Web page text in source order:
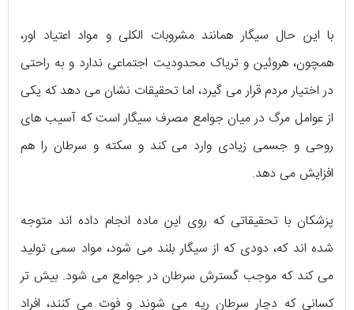
با این حال سیگار همانند مشروبات الکلی و مواد اعتیاد اور،
همچون، هروئین و تریاک محدودیت اجتماعی ندارد و به راحتی
در اختیار مردم قرار می گیرد، اما تحقیقات نشان می دهد که یکی
از عوامل مرگ در میان جوامع مصرف سیگار است که آسیب های
روحی و جسمی زیادی وارد می کند و سکته و سرطان را هم
افزایش می دهد.
پزشکان با تحقیقاتی که روی این ماده انجام داده اند متوجه
شده اند که، دودی که از سیگار بلند می شود، مواد سمی تولید
می کند که موجب گسترش سرطان در جوامع می شود. بیش تر
کسانی که دچار سرطان ریه می شوند و فوت می کنند، افراد